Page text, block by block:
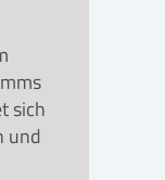
sich
und